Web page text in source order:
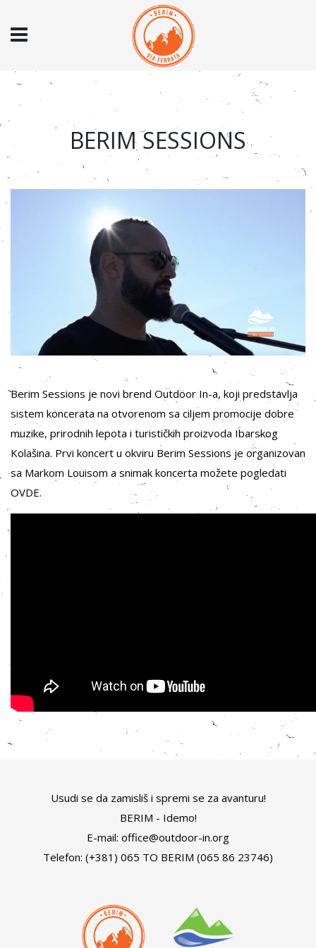
BERIM SESSIONS
Berim Sessions je novi brend Outdoor In-a, koji predstavlja
sistem koncerata na otvorenom sa ciljem promocije dobre
muzike, prirodnih lepota i turističkih proizvoda Ibarskog
Kolašina. Prvi koncert u okviru Berim Sessions je organizovan
sa Markom Louisom a snimak koncerta možete pogledati
OVDE.
Usudi se da zamisliš i spremi se za avanturu!
BERIM - Idemo!
E-mail: office@outdoor-in.org
Telefon: (+381) 065 TO BERIM (065 86 23746)